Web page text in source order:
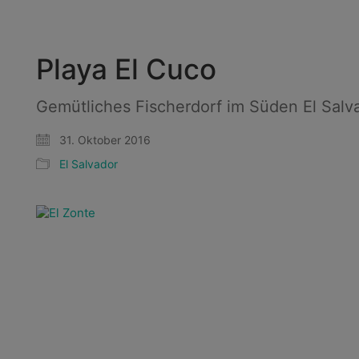
Playa El Cuco
Gemütliches Fischerdorf im Süden El
31. Oktober 2016
El Salvador